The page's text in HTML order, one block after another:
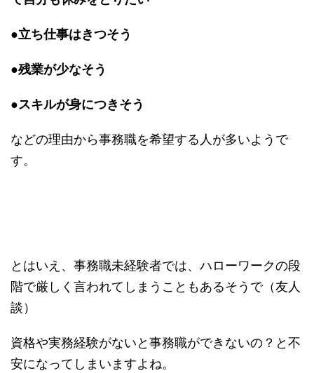
●立ち仕事はきつそう
●残業が少なそう
●スキルが身につきそう
などの理由から事務職を希望する人が多いようで
す。
とはいえ、事務職未経験者では、ハローワークの段
階で厳しく言われてしまうこともあるそうで（友人
談）
資格や実務経験がないと事務職ができないの？と不
安になってしまいますよね。